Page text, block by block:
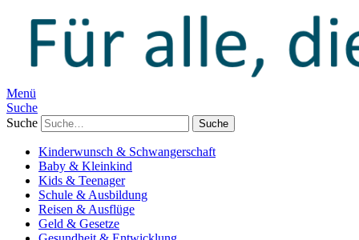
Menü
Suche
Suche
Kinderwunsch & Schwangerschaft
Baby & Kleinkind
Kids & Teenager
Schule & Ausbildung
Reisen & Ausflüge
Geld & Gesetze